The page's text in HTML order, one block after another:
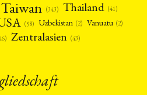
Taiwan (343) Thailand (41)
(58) Uzbekistan (2) Vanuatu (2)
Zentralasien (43)